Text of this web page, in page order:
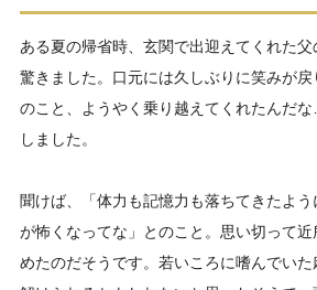
ある夏の帰省時、玄関で出迎えてくれた
驚きました。口元には久しぶりに笑みが
のこと、ようやく乗り越えてくれたんだ
しました。
聞けば、「体力も記憶力も落ちてきたよ
が怖くなってな」とのこと。思い切って
めたのだそうです。若いころに嗜んでい